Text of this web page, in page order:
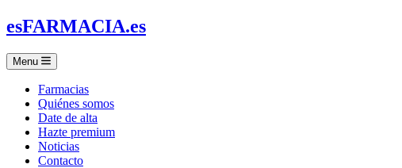
esFARMACIA.es
Menu
Farmacias
Quiénes somos
Date de alta
Hazte premium
Noticias
Contacto